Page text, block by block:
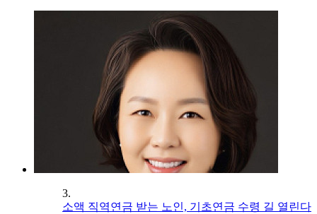
3.
소액 직역연금 받는 노인, 기초연금 수령 길 열린다